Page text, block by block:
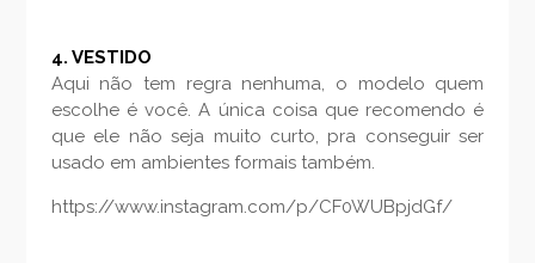
4. VESTIDO
Aqui não tem regra nenhuma, o modelo quem
escolhe é você. A única coisa que recomendo é
que ele não seja muito curto, pra conseguir ser
usado em ambientes formais também.
https://www.instagram.com/p/CF0WUBpjdGf/